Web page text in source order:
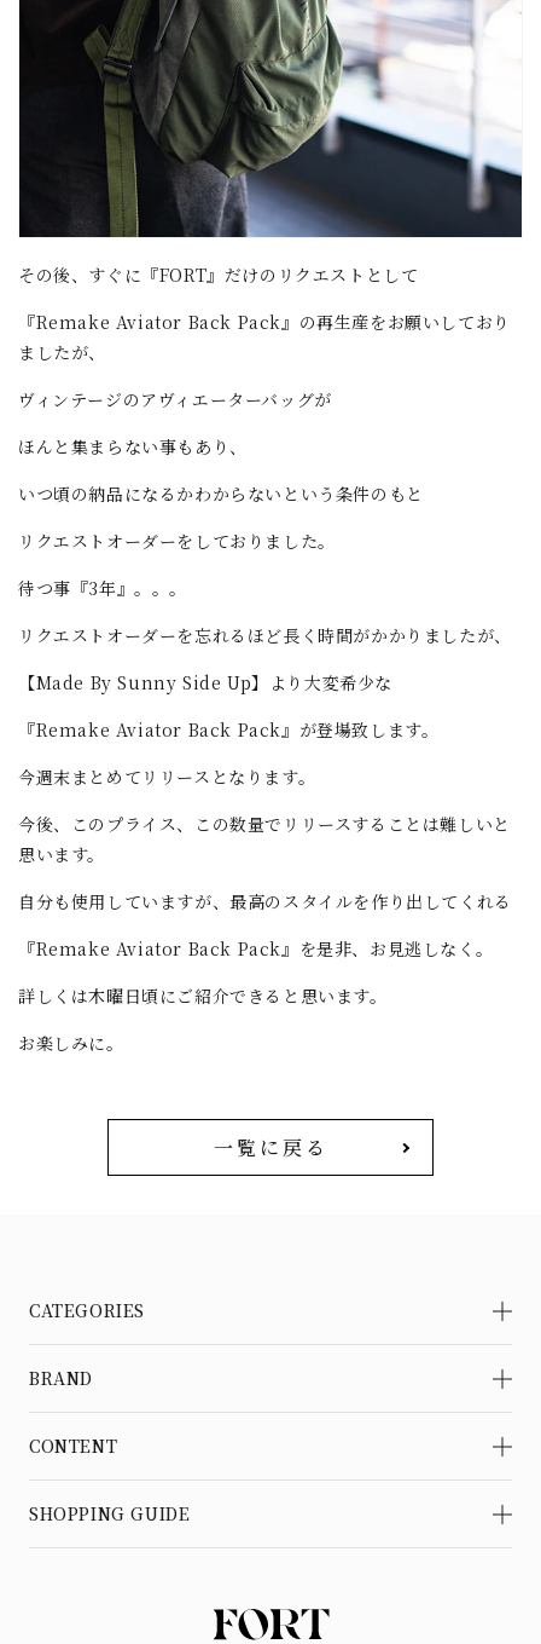
その後、すぐに『FORT』だけのリクエストとして
『Remake Aviator Back Pack』の再生産をお願いしており
ましたが、
ヴィンテージのアヴィエーターバッグが
ほんと集まらない事もあり、
いつ頃の納品になるかわからないという条件のもと
リクエストオーダーをしておりました。
待つ事『3年』。。。
リクエストオーダーを忘れるほど長く時間がかかりましたが、
【Made By Sunny Side Up】より大変希少な
『Remake Aviator Back Pack』が登場致します。
今週末まとめてリリースとなります。
今後、このプライス、この数量でリリースすることは難しいと
思います。
自分も使用していますが、最高のスタイルを作り出してくれる
『Remake Aviator Back Pack』を是非、お見逃しなく。
詳しくは木曜日頃にご紹介できると思います。
お楽しみに。
一覧に戻る
CATEGORIES
BRAND
CONTENT
SHOPPING GUIDE